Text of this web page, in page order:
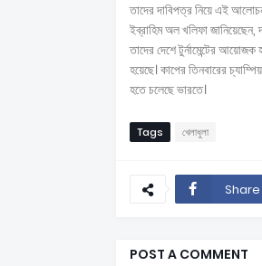
তাদের দাবিপত্র নিয়ে এই
ইব্রাহিম অল খলিফা
তাদের দেশে টুর্নামেন্টের
হয়েছে। কাপের তিনবারের
হতে চলেছে ভারতে।
Tags খেলাধুলা
Share
POST A COMMENT